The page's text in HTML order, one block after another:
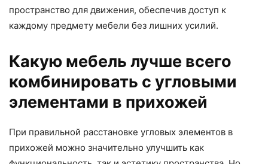
пространство для движения, обеспечив доступ к
каждому предмету мебели без лишних усилий.
Какую мебель лучше всего
комбинировать с угловыми
элементами в прихожей
При правильной расстановке угловых элементов в
прихожей можно значительно улучшить как